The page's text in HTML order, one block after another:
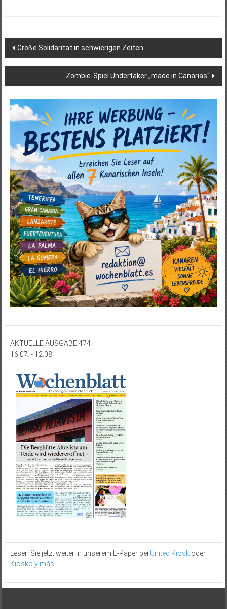
Beitragsnavigation
Große Solidarität in schwierigen Zeiten
Zombie-Spiel Undertaker „made in Canarias“
AKTUELLE AUSGABE 474
16.07. - 12.08.
Lesen Sie jetzt weiter in unserem E-Paper bei United Kioskoder
Kiosko y más